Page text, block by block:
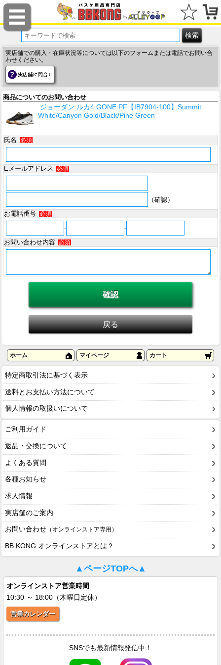
実店舗での購入・在庫状況等については以下のフォームまたは電話でお問い合
わせください。
商品についてのお問い合わせ
ジョーダン ルカ4 GONE PF【IB7904-100】Summit
White/Canyon Gold/Black/Pine Green
氏名 必須
Eメールアドレス 必須
（確認）
お電話番号
必須
-
-
お問い合わせ内容
必須
ホーム マイページ カート
特定商取引法に基づく表示
送料とお支払い方法について
個人情報の取扱いについて
ご利用ガイド
返品・交換について
よくある質問
各種お知らせ
求人情報
実店舗のご案内
お問い合わせ （オンラインストア専用）
BB KONG オンラインストアとは？
▲ページTOPへ▲
オンラインストア営業時間
10:30 ～ 18:00（木曜日定休）
営業カレンダー
SNSでも最新情報発信中！